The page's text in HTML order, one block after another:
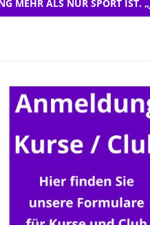
MEHR ALS NUR SPORT IST.